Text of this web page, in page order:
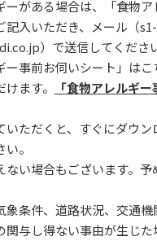
がある場合は、「食物ア
記入いただき、メール（s1-
）で送信してくださ
ー事前お伺いシート」は
ます。
「食物アレルギ
ただくと、すぐにダウン
。
い場合もございます。予
条件、道路状況、交通機
関与し得ない事由が生じ